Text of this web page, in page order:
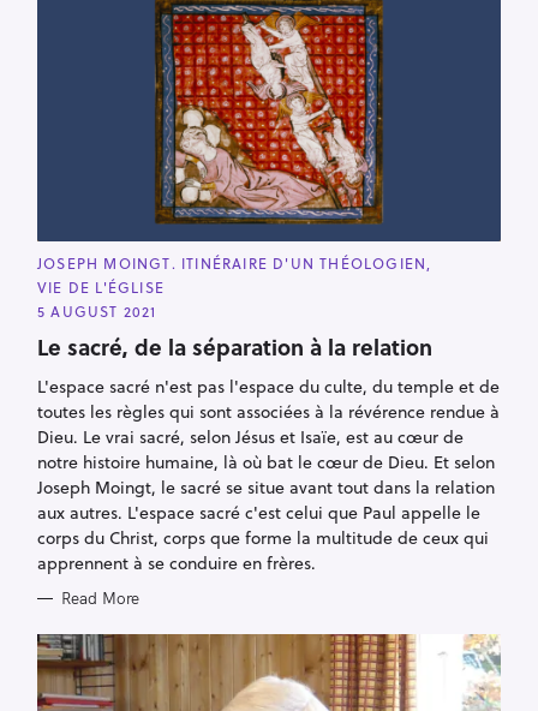
C
A
T
E
O
R
E
S
JOSEPH MOINGT. ITINÉRAIRE D'UN THÉOLOGIEN
VIE DE L'ÉGLISE
5 AUGUST 2021
Le sacré, de la séparation à la relation
L'espace sacré n'est pas l'espace du culte, du temple et de
toutes les règles qui sont associées à la révérence rendue à
Dieu. Le vrai sacré, selon Jésus et Isaïe, est au cœur de
notre histoire humaine, là où bat le cœur de Dieu. Et selon
Joseph Moingt, le sacré se situe avant tout dans la relation
aux autres. L'espace sacré c'est celui que Paul appelle le
corps du Christ, corps que forme la multitude de ceux qui
apprennent à se conduire en frères.
Read More